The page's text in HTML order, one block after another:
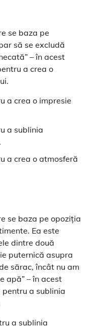
se baza pe
să se excludă
– în acest
a crea o
a crea o impresie
a sublinia
a crea o atmosferă
se baza pe opoziția
Ea este
dintre două
puternică asupra
sărac, încât nu am
apă” – în acest
a sublinia
a sublinia